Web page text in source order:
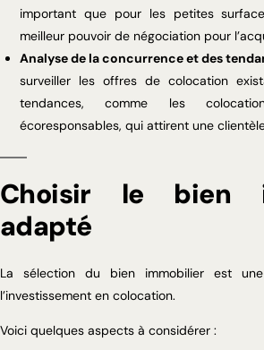
important que pour les petites
meilleur pouvoir de négociation pour
Analyse de la concurrence et des
surveiller les offres de colocation
tendances, comme les
écoresponsables, qui attirent une
Choisir le bien
adapté
La sélection du bien immobilier est
l’investissement en colocation.
Voici quelques aspects à considérer :